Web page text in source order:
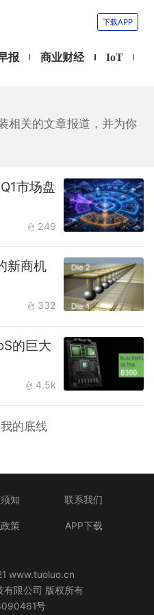
下载APP
报 商业财经 IoT
相关的文章报道，并为你
市场盘
249
新商机
332
的巨大
4.5k
的底线
知 联系我们
策 APP下载
www.tuoluo.cn
有限公司 版权所有
号